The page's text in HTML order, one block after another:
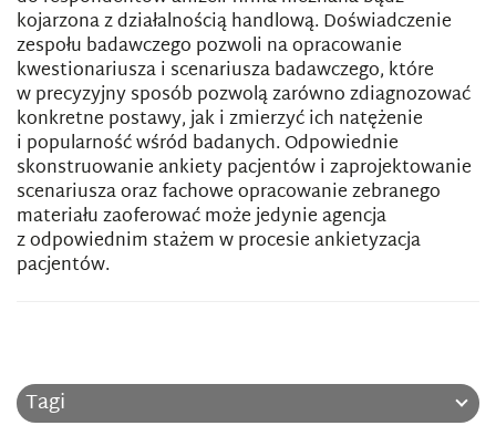
kojarzona z działalnością handlową. Doświadczenie
zespołu badawczego pozwoli na opracowanie
kwestionariusza i scenariusza badawczego, które
w precyzyjny sposób pozwolą zarówno zdiagnozować
konkretne postawy, jak i zmierzyć ich natężenie
i popularność wśród badanych. Odpowiednie
skonstruowanie ankiety pacjentów i zaprojektowanie
scenariusza oraz fachowe opracowanie zebranego
materiału zaoferować może jedynie agencja
z odpowiednim stażem w procesie ankietyzacja
pacjentów.
Tagi